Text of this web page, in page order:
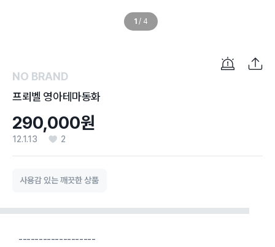
1 / 4
NO BRAND
프뢰벨 영아테마동화
290,000원
12.1.13 2
사용감 있는 깨끗한 상품
-------------------